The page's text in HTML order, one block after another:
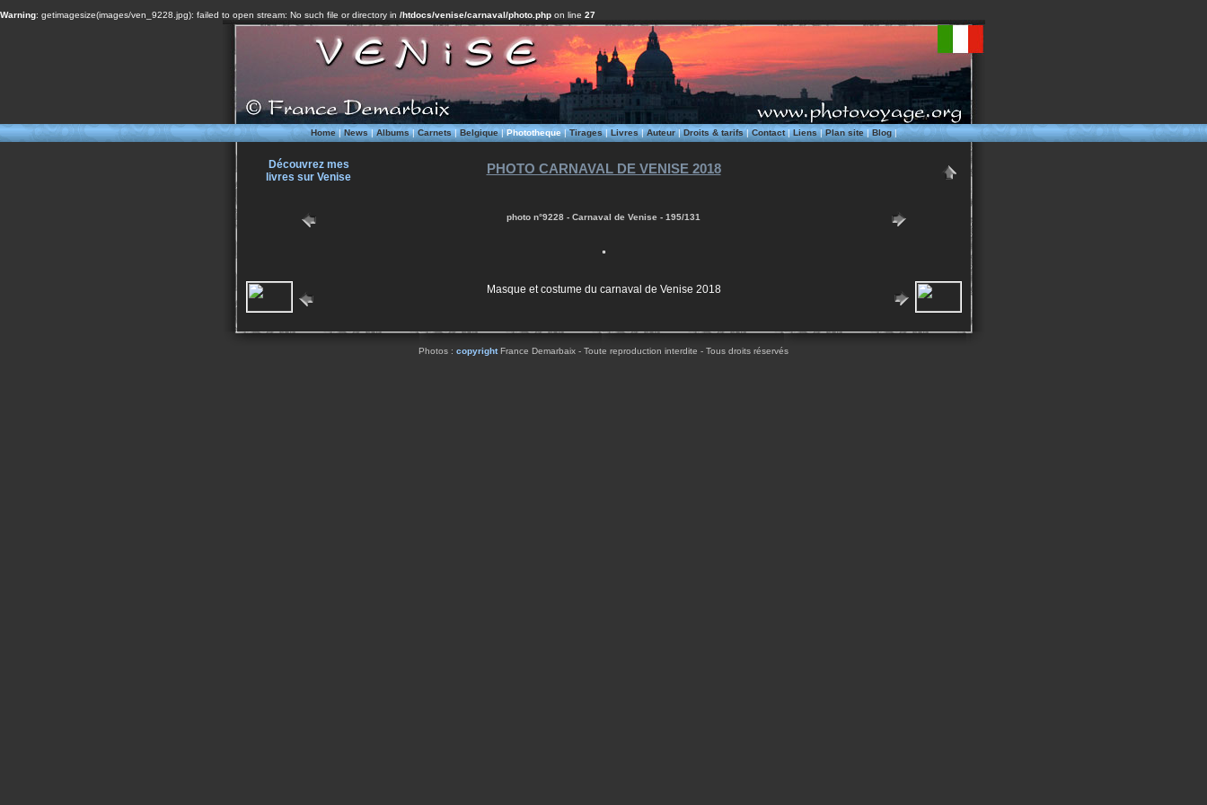
Warning: getimagesize(images/ven_9228.jpg): failed to open stream: No such file or directory in /htdocs/venise/carnaval/photo.php on line 27
Home|News| Albums| Carnets|Belgique|Phototheque|Tirages|Livres|Auteur|Droits & tarifs|Contact|Liens|Plan site|Blog|
Découvrez mes
livres sur Venise
PHOTO CARNAVAL DE VENISE 2018
photo n°9228 - Carnaval de Venise - 195/131
Masque et costume du carnaval de Venise 2018
Photos : copyrightFrance Demarbaix - Toute reproduction interdite - Tous droits réservés